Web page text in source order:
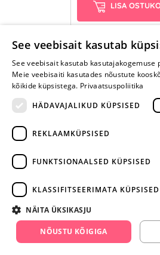
LISA
facebook.com/yesyes.ee
Instagram/yesyes.ee
See veebisait kasutab
See veebisait kasutab kasutajakogemuse
Meie veebisaiti kasutades nõustute
kõikide küpsistega. Privaatsuspoliitika
HÄDAVAJALIKUD KÜPSISED
REKLAAMKÜPSISED
FUNKTSIONAALSED KÜPSISED
KLASSIFITSEERIMATA KÜPSISED
NÄITA ÜKSIKASJU
NÕUSTU KÕIGIGA